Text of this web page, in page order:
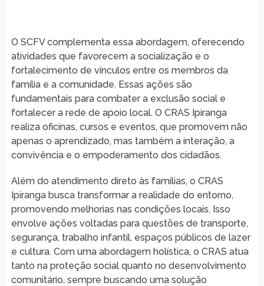
O SCFV complementa essa abordagem, oferecendo
atividades que favorecem a socialização e o
fortalecimento de vínculos entre os membros da
família e a comunidade. Essas ações são
fundamentais para combater a exclusão social e
fortalecer a rede de apoio local. O CRAS Ipiranga
realiza oficinas, cursos e eventos, que promovem não
apenas o aprendizado, mas também a interação, a
convivência e o empoderamento dos cidadãos.
Além do atendimento direto às famílias, o CRAS
Ipiranga busca transformar a realidade do entorno,
promovendo melhorias nas condições locais. Isso
envolve ações voltadas para questões de transporte,
segurança, trabalho infantil, espaços públicos de lazer
e cultura. Com uma abordagem holística, o CRAS atua
tanto na proteção social quanto no desenvolvimento
comunitário, sempre buscando uma solução